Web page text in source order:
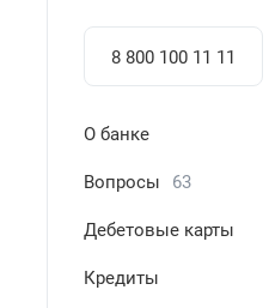
8 800 100 11 11
О банке
Вопросы 63
Дебетовые карты
Кредиты